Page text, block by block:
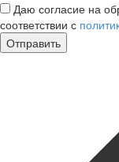
Даю согласие на
соответствии с